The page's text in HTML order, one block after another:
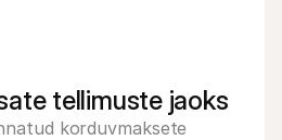
tellimuste jaoks
korduvmaksete